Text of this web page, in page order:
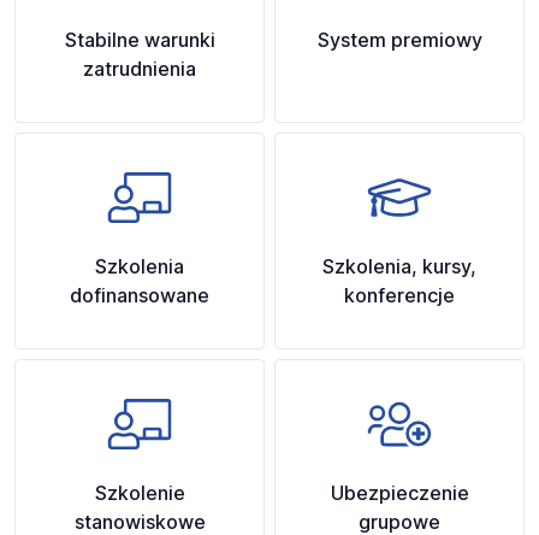
Stabilne warunki
zatrudnienia
System premiowy
Szkolenia
dofinansowane
Szkolenia, kursy,
konferencje
Szkolenie
stanowiskowe
Ubezpieczenie
grupowe